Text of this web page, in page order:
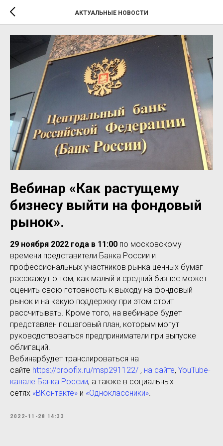
АКТУАЛЬНЫЕ НОВОСТИ
Вебинар «Как растущему
бизнесу выйти на фондовый
рынок».
29 ноября 2022 года в 11:00 по московскому
времени представители Банка России и
профессиональных участников рынка ценных бумаг
расскажут о том, как малый и средний бизнес может
оценить свою готовность к выходу на фондовый
рынок и на какую поддержку при этом стоит
рассчитывать. Кроме того, на вебинаре будет
представлен пошаговый план, которым могут
руководствоваться предприниматели при выпуске
облигаций.
Вебинарбудет транслироваться на
сайте https://proofix.ru/msp291122/ , на сайте, YouTube-
канале Банка России, а также в социальных
сетях «ВКонтакте» и «Одноклассники»
2022-11-28 14:33